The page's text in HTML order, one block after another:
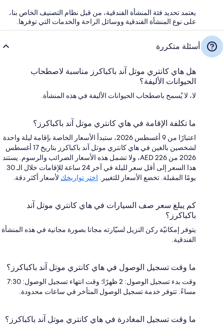
يعتمد تحديد فئة المنشأة الفندقية، من قبل نظام التصنيف الخاص بنا،
على نوع المنشأة الفندقية ووسائل الراحة والخدمات التي توفرها.
أسئلة متكررة
هل هاي كانتري موتل آند باكباكرز مناسبة لاصطحاب
الحيوانات الأليفة؟
لا، لا يُسمح باصطحاب الحيوانات الأليفة في هذه المنشأة.
ما تكلفة الإقامة في هاي كانتري موتل آند باكباكرز؟
اعتبارًا من 9 أغسطس 2026، ستبدأ الأسعار الخاصة بإقامة ليلة واحدة
لشخصين بالغين في هاي كانتري موتل آند باكباكرز بتاريخ 17 أغسطس
2026 من AED 226، ولا تشمل هذه الأسعار الضرائب والرسوم. يستند
هذا السعر إلى أقل سعر لليلة في آخر 24 ساعة للإقامات خلال الـ 30
يومًا المقبلة. تخضع الأسعار للتغيير. اختر تواريخك لأسعار أكثر دقة.
كم يبلغ سعر صف السيارات في هاي كانتري موتل آند
باكباكرز؟
يتوفر إمكانيّة ركن النزيل لسيّارته مجانا بصورة مجانية في هذه المنشأة
الفندقية.
ما وقت تسجيل الوصول في هاي كانتري موتل آند باكباكرز؟
وقت بدء تسجيل الوصول: 2 ظهرًا؛ وقت انتهاء تسجيل الوصول: 7:30
مساءً. تتوفر خدمة تسجيل الوصول المتأخر في ساعات محدودة.
ما وقت تسجيل المغادرة في هاي كانتري موتل آند باكباكرز؟